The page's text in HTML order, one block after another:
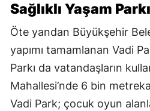
Sağlıklı Yaşam
Öte yandan Büyükşehir
yapımı tamamlanan Vadi
Parkı da vatandaşların
Mahallesi’nde 6 bin
Vadi Park; çocuk oyun